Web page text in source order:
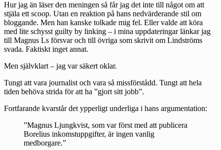
Hur jag än läser den meningen så får jag det inte till något om att
stjäla ett scoop. Utan en reaktion på hans nedvärderande stil om
bloggande. Men han kanske tolkade mig fel. Eller valde att köra
med lite schysst guilty by linking – i mina uppdateringar länkar jag
till Magnus Ls försvar och till övriga som skrivit om Lindströms
svada. Faktiskt inget annat.
Men självklart – jag var säkert oklar.
Tungt att vara journalist och vara så missförstådd. Tungt att hela
tiden behöva strida för att ha ”gjort sitt jobb”.
Fortfarande kvarstår det ypperligt underliga i hans argumentation:
”Magnus Ljungkvist, som var först med att publicera
Borelius inkomstuppgifter, är ingen vanlig
medborgare.”